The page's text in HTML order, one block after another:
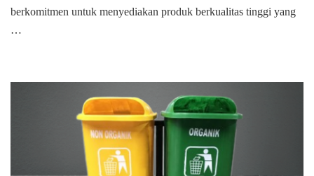
berkomitmen untuk menyediakan produk berkualitas tinggi yang
…